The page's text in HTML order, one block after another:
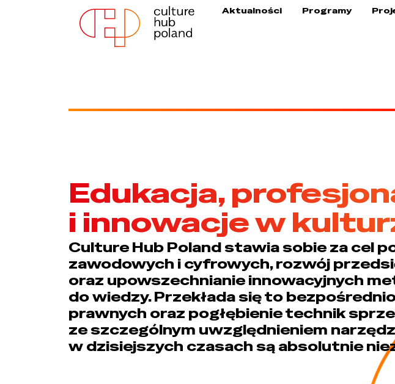
Aktualności Programy
Edukacja,
i innowacje w
Culture Hub Poland stawia sobie za cel
zawodowych i cyfrowych, rozwój
oraz upowszechnianie innowacyjnych
do wiedzy. Przekłada się to
prawnych oraz pogłębienie technik
ze szczególnym uwzględnieniem
w dzisiejszych czasach są absolutnie